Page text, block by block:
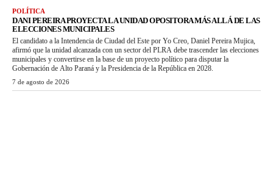
POLÍTICA
DANI PEREIRA PROYECTA LA UNIDAD OPOSITORA MÁS ALLÁ DE LAS
ELECCIONES MUNICIPALES
El candidato a la Intendencia de Ciudad del Este por Yo Creo, Daniel Pereira Mujica,
afirmó que la unidad alcanzada con un sector del PLRA debe trascender las elecciones
municipales y convertirse en la base de un proyecto político para disputar la
Gobernación de Alto Paraná y la Presidencia de la República en 2028.
7 de agosto de 2026